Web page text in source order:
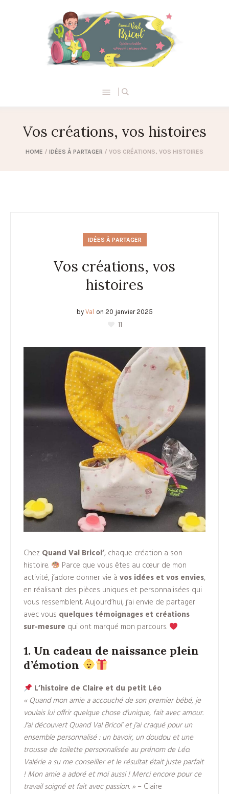
Vos créations, vos histoires
HOME / IDÉES À PARTAGER / VOS CRÉATIONS, VOS HISTOIRES
IDÉES À PARTAGER
Vos créations, vos
histoires
by Val on 20 janvier 2025
11
Chez Quand Val Bricol’, chaque création a son
histoire.
Parce que vous êtes au cœur de mon
activité, j’adore donner vie à vos idées et vos envies,
en réalisant des pièces uniques et personnalisées qui
vous ressemblent. Aujourd’hui, j’ai envie de partager
avec vous quelques témoignages et créations
sur-mesure qui ont marqué mon parcours.
1. Un cadeau de naissance plein
d’émotion
L’histoire de Claire et du petit Léo
« Quand mon amie a accouché de son premier bébé, je
voulais lui offrir quelque chose d’unique, fait avec amour.
J’ai découvert Quand Val Bricol’ et j’ai craqué pour un
ensemble personnalisé : un bavoir, un doudou et une
trousse de toilette personnalisée au prénom de Léo.
Valérie a su me conseiller et le résultat était juste parfait
! Mon amie a adoré et moi aussi ! Merci encore pour ce
travail soigné et fait avec passion. » – Claire